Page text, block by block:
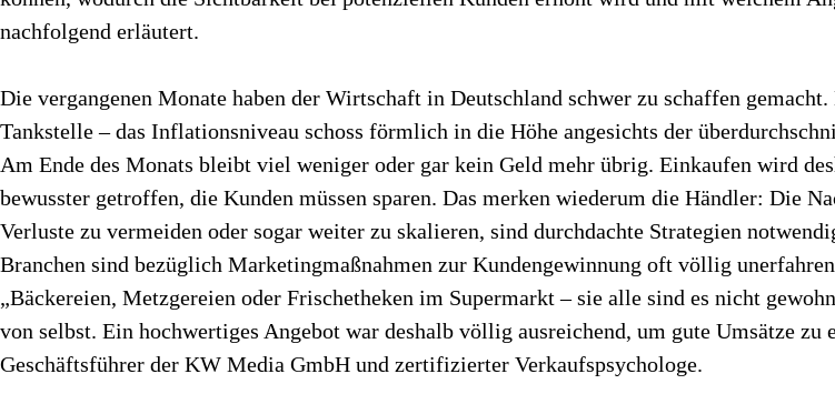
nachfolgend erläutert.
Die vergangenen Monate haben der Wirtschaft in Deutschland schwer zu schaffen
Tankstelle – das Inflationsniveau schoss förmlich in die Höhe angesichts der
Am Ende des Monats bleibt viel weniger oder gar kein Geld mehr übrig. Einkaufen wird
bewusster getroffen, die Kunden müssen sparen. Das merken wiederum die Händler: Die
Verluste zu vermeiden oder sogar weiter zu skalieren, sind durchdachte Strategien
Branchen sind bezüglich Marketingmaßnahmen zur Kundengewinnung oft völlig
„Bäckereien, Metzgereien oder Frischetheken im Supermarkt – sie alle sind es nicht
von selbst. Ein hochwertiges Angebot war deshalb völlig ausreichend, um gute Umsätze
Geschäftsführer der KW Media GmbH und zertifizierter Verkaufspsychologe.